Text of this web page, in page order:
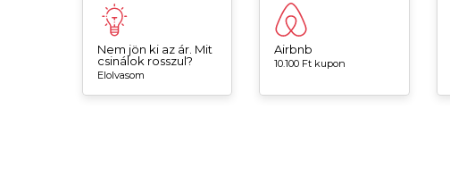
Nem jön ki az ár. Mit
csinálok rosszul?
Elolvasom
Airbnb
10.100 Ft kupon